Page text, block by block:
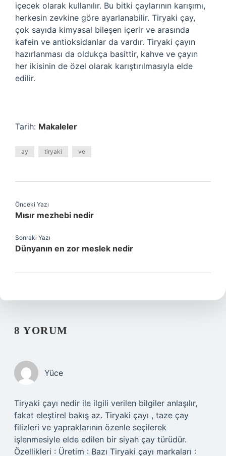
içecek olarak kullanılır. Bu bitki çaylarının karışımı,
herkesin zevkine göre ayarlanabilir. Tiryaki çay,
çok sayıda kimyasal bileşen içerir ve arasında
kafein ve antioksidanlar da vardır. Tiryaki çayın
hazırlanması da oldukça basittir, kahve ve çayın
her ikisinin de özel olarak karıştırılmasıyla elde
edilir.
Tarih: Makaleler
ay tiryaki ve
Önceki Yazı
Mısır mezhebi nedir
Sonraki Yazı
Dünyanın en zor meslek nedir
8 YORUM
Yüce
Tiryaki çayı nedir ile ilgili verilen bilgiler anlaşılır,
fakat eleştirel bakış az. Tiryaki çayı , taze çay
filizleri ve yapraklarının özenle seçilerek
işlenmesiyle elde edilen bir siyah çay türüdür.
Özellikleri : Üretim : Bazı Tiryaki çayı markaları :